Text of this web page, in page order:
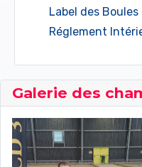
Galerie des
Label des
Réglement